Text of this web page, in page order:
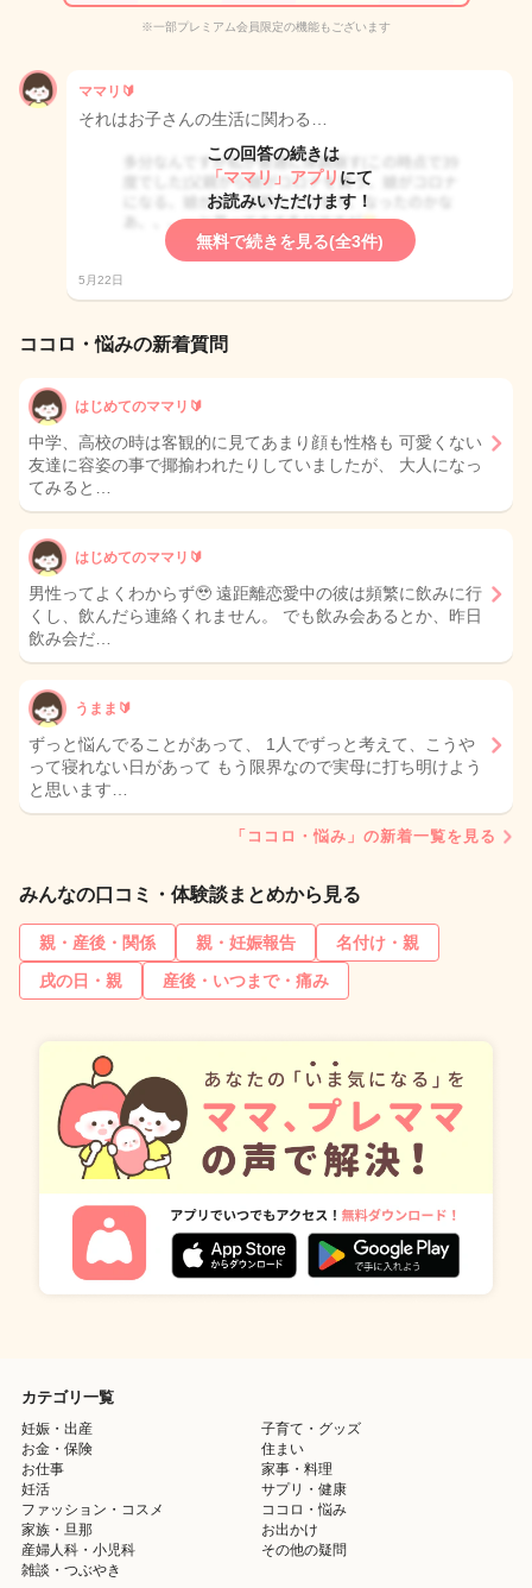
※一部プレミアム会員限定の機能もございます
ママリ🔰
それはお子さんの生活に関わる…
この回答の続きは
「ママリ」アプリ にて
お読みいただけます！
無料で続きを見る(全3件)
5月22日
ココロ・悩みの新着質問
はじめてのママリ🔰
中学、高校の時は客観的に見てあまり顔も性格も 可愛くない
友達に容姿の事で揶揄われたりしていましたが、 大人になっ
てみると…
はじめてのママリ🔰
男性ってよくわからず🥹 遠距離恋愛中の彼は頻繁に飲みに行
くし、飲んだら連絡くれません。 でも飲み会あるとか、昨日
飲み会だ…
うまま🔰
ずっと悩んでることがあって、 1人でずっと考えて、こうや
って寝れない日があって もう限界なので実母に打ち明けよう
と思います…
「ココロ・悩み」の新着一覧を見る
みんなの口コミ・体験談まとめから見る
親・産後・関係 親・妊娠報告
名付け・親
戌の日・親
産後・いつまで・痛み
カテゴリ一覧
妊娠・出産
子育て・グッズ
お金・保険
住まい
お仕事
家事・料理
妊活
サプリ・健康
ファッション・コスメ
ココロ・悩み
家族・旦那
お出かけ
産婦人科・小児科
その他の疑問
雑談・つぶやき